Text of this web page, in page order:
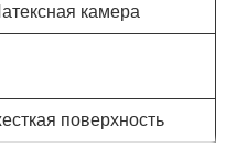
камера
поверхность